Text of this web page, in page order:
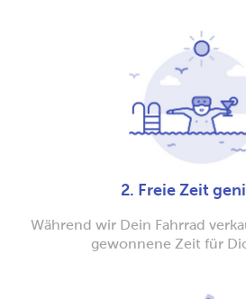
2. Freie Zeit
Während wir Dein Fahrrad
gewonnene Zeit für